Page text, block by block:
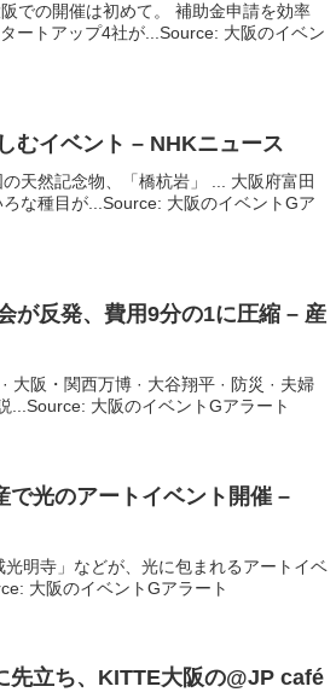
での開催は初めて。 補助金申請を効率
ートアップ4社が...Source: 大阪のイベン
むイベント – NHKニュース
天然記念物、「橋杭岩」 ... 大阪府富田
な種目が...Source: 大阪のイベントGア
が反発、費用9分の1に圧縮 – 産
大阪・関西万博 · 大谷翔平 · 防災 · 夫婦
...Source: 大阪のイベントGアラート
で光のアートイベント 開催 –
明寺」などが、光に包まれるアートイベ
大阪のイベントGアラート
先立ち、KITTE大阪の@JP café